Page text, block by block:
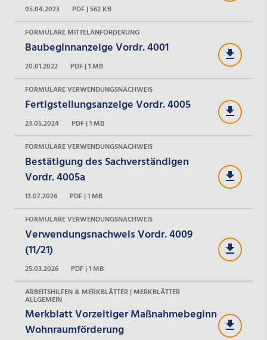
05.04.2023
PDF | 562 KB
FORMULARE MITTELANFORDERUNG
Baubeginnanzeige Vordr. 4001
20.01.2022
PDF | 1 MB
FORMULARE VERWENDUNGSNACHWEIS
Fertigstellungsanzeige Vordr. 4005
23.05.2024
PDF | 1 MB
FORMULARE VERWENDUNGSNACHWEIS
Bestätigung des Sachverständigen
Vordr. 4005a
13.07.2026
PDF | 1 MB
FORMULARE VERWENDUNGSNACHWEIS
Verwendungsnachweis Vordr. 4009
(11/21)
25.03.2026
PDF | 1 MB
ARBEITSHILFEN & MERKBLÄTTER | MERKBLÄTTER
ALLGEMEIN
Merkblatt Vorzeitiger Maßnahmebeginn
Wohnraumförderung